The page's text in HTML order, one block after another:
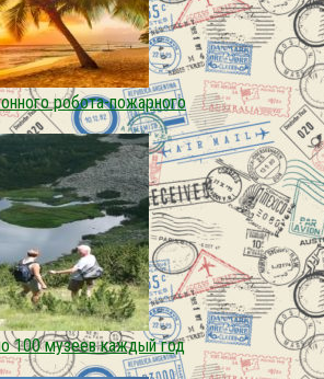
робота-пожарного
100 музеев каждый год